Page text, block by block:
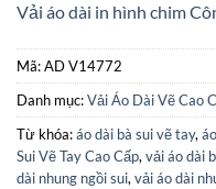
Vải áo dài in hình chim
Mã:AD V14772
Danh mục:Vải Áo Dài Vẽ Cao
Từ khóa:áo dài bà sui vẽ tay,
Sui Vẽ Tay Cao Cấp, vải áo dài
dài nhung ngồi sui, vải áo dài